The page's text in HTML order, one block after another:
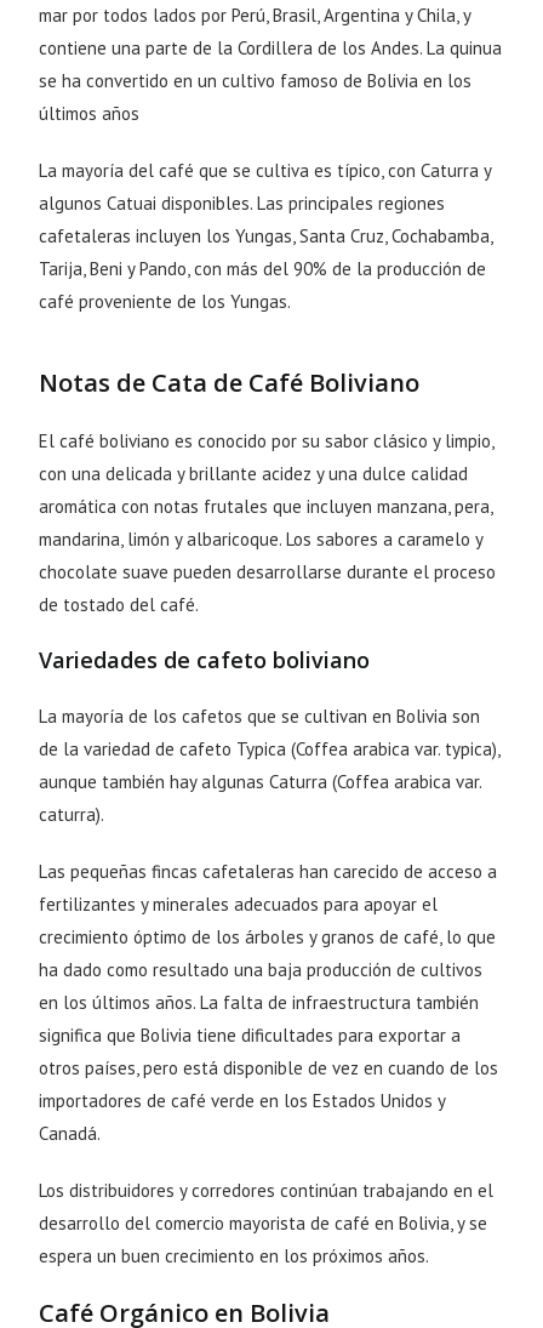
mar por todos lados por Perú, Brasil, Argentina y Chila, y
contiene una parte de la Cordillera de los Andes. La quinua
se ha convertido en un cultivo famoso de Bolivia en los
últimos años
La mayoría del café que se cultiva es típico, con Caturra y
algunos Catuai disponibles. Las principales regiones
cafetaleras incluyen los Yungas, Santa Cruz, Cochabamba,
Tarija, Beni y Pando, con más del 90% de la producción de
café proveniente de los Yungas.
Notas de Cata de Café Boliviano
El café boliviano es conocido por su sabor clásico y limpio,
con una delicada y brillante acidez y una dulce calidad
aromática con notas frutales que incluyen manzana, pera,
mandarina, limón y albaricoque. Los sabores a caramelo y
chocolate suave pueden desarrollarse durante el proceso
de tostado del café.
Variedades de cafeto boliviano
La mayoría de los cafetos que se cultivan en Bolivia son
de la variedad de cafeto Typica (Coffea arabica var. typica),
aunque también hay algunas Caturra (Coffea arabica var.
caturra).
Las pequeñas fincas cafetaleras han carecido de acceso a
fertilizantes y minerales adecuados para apoyar el
crecimiento óptimo de los árboles y granos de café, lo que
ha dado como resultado una baja producción de cultivos
en los últimos años. La falta de infraestructura también
significa que Bolivia tiene dificultades para exportar a
otros países, pero está disponible de vez en cuando de los
importadores de café verde en los Estados Unidos y
Canadá.
Los distribuidores y corredores continúan trabajando en el
desarrollo del comercio mayorista de café en Bolivia, y se
espera un buen crecimiento en los próximos años.
Café Orgánico en Bolivia